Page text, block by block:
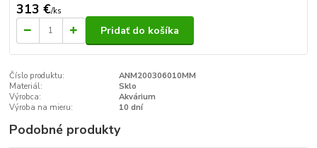
313 €/ks
Pridať do košíka
Číslo produktu:
ANM200306010MM
Materiál:
Sklo
Výrobca:
Akvárium
Výroba na mieru:
10 dní
Podobné produkty